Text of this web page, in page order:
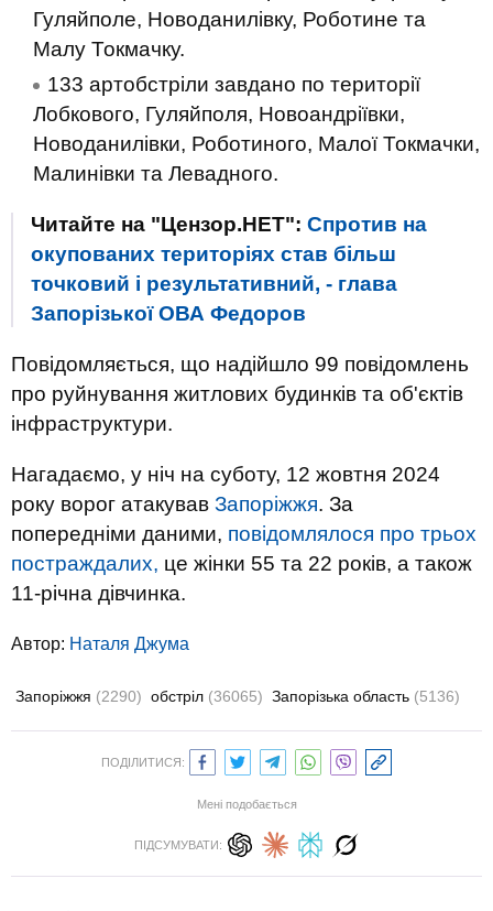
Гуляйполе, Новоданилівку, Роботине та
Малу Токмачку.
133 артобстріли завдано по території
Лобкового, Гуляйполя, Новоандріївки,
Новоданилівки, Роботиного, Малої Токмачки,
Малинівки та Левадного.
Читайте на "Цензор.НЕТ": Спротив на
окупованих територіях став більш
точковий і результативний, - глава
Запорізької ОВА Федоров
Повідомляється, що надійшло 99 повідомлень
про руйнування житлових будинків та об'єктів
інфраструктури.
Нагадаємо, у ніч на суботу, 12 жовтня 2024
року ворог атакував Запоріжжя. За
попередніми даними, повідомлялося про трьох
постраждалих, це жінки 55 та 22 років, а також
11-річна дівчинка.
Автор: Наталя Джума
Запоріжжя (2290) обстріл (36065) Запорізька область (5136)
ПОДІЛИТИСЯ:
Мені подобається
ПІДСУМУВАТИ: